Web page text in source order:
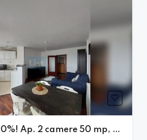
COMISION 0%! Ap. 2 camere 50 mp, balcon, Zorilor – aproape de UMF